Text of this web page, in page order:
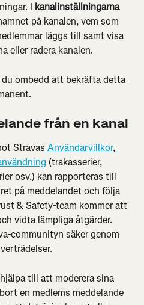
I kanalinställningarna
på kanalen, vem som
läggs till samt visa
eller radera kanalen.
du ombedd att bekräfta detta
från en kanal
Stravas Användarvillkor,
(trakasserier,
osv.) kan rapporteras till
på meddelandet och följa
vidta lämpliga åtgärder.
communityn säker genom
till att moderera sina
en medlems meddelande